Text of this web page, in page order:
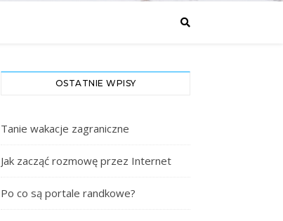
OSTATNIE WPISY
Tanie wakacje zagraniczne
Jak zacząć rozmowę przez Internet
Po co są portale randkowe?